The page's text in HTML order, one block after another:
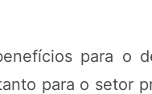
para o
para o setor